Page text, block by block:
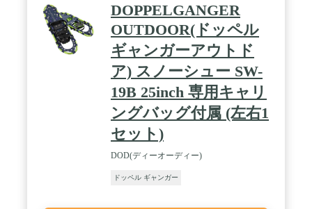
DOPPELGANGER
OUTDOOR(ドッペル
ギャンガーアウトド
ア) スノーシュー SW-
19B 25inch 専用キャリ
ングバッグ付属 (左右1
セット)
DOD(ディーオーディー)
ドッペル ギャンガー